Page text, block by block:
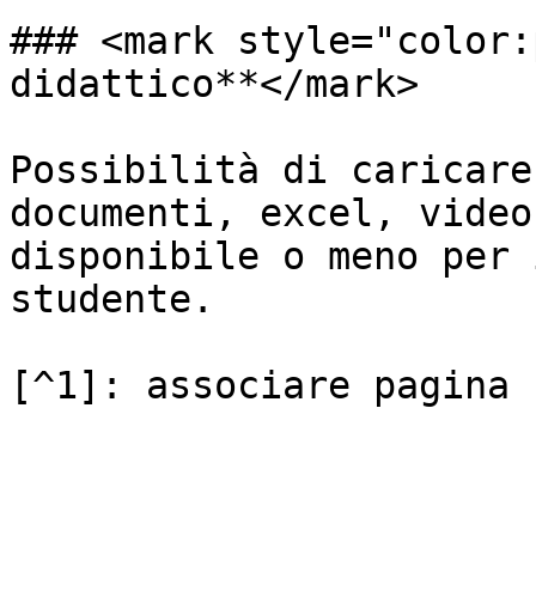
### <mark
didattico**</mark>
Possibilità di
documenti, excel,
disponibile o meno
studente.